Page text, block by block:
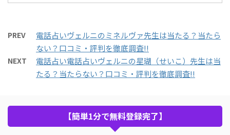
PREV
電話占いヴェルニのミネルヴァ先生は当たる？当たら
ない？口コミ・評判を徹底調査!!
NEXT
電話占い電話占いヴェルニの星瑚（せいこ）先生は当
たる？当たらない？口コミ・評判を徹底調査!!
【簡単1分で無料登録完了】